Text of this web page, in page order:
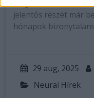
jelentős részét már
hónapok
29 aug, 2025
Neural Hírek